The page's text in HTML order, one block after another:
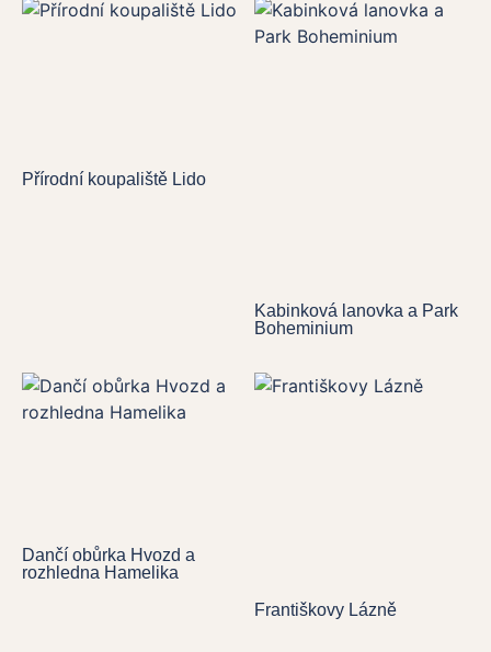
Přírodní koupaliště Lido
Kabinková lanovka a Park
Boheminium
Dančí obůrka Hvozd a
rozhledna Hamelika
Františkovy Lázně